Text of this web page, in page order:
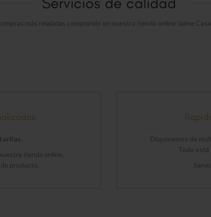
más relajadas comprando en nuestra tienda online Jaime
tienda online.
producto.
Disponemos de
Todo está